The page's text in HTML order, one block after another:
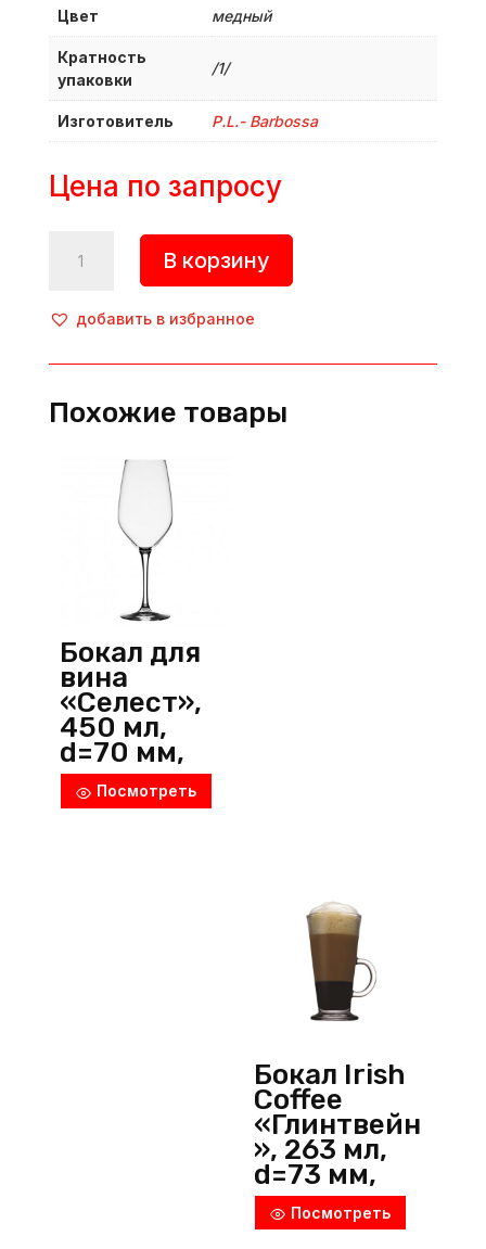
Цвет медный
Кратность
упаковки
/1/
Изготовитель P.L.- Barbossa
Цена по запросу
товара
коктейльный
500
нерж.
Barbossa
В корзину
добавить в избранное
Похожие товары
Бокал для
вина
«Селест»,
450 мл,
d=70 мм,
h=240 мм,
стекло,
Посмотреть
Бокал Irish
Coffee
«Глинтвейн
», 263 мл,
d=73 мм,
h=148 мм,
стекло,
Посмотреть